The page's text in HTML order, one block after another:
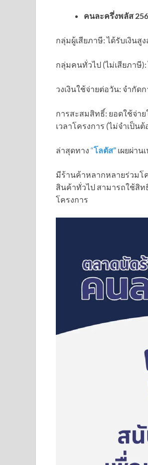
คนละครึ่งพลัส
กลุ่มผู้เสียภาษี: ได้รับเงินสู
กลุ่มคนทั่วไป (ไม่เสียภาษี):
วงเงินใช้จ่ายต่อวัน: จำกัด
การสะสมสิทธิ์: ยอดใช้จ่าย
เวลาโครงการ (ไม่จำเป็น
ล่าสุดทาง “โลตัส” เผยผ่า
มีร้านค้าหลากหลายร่วมโ
สินค้าทั่วไป สามารถใช้สิท
โครงการ